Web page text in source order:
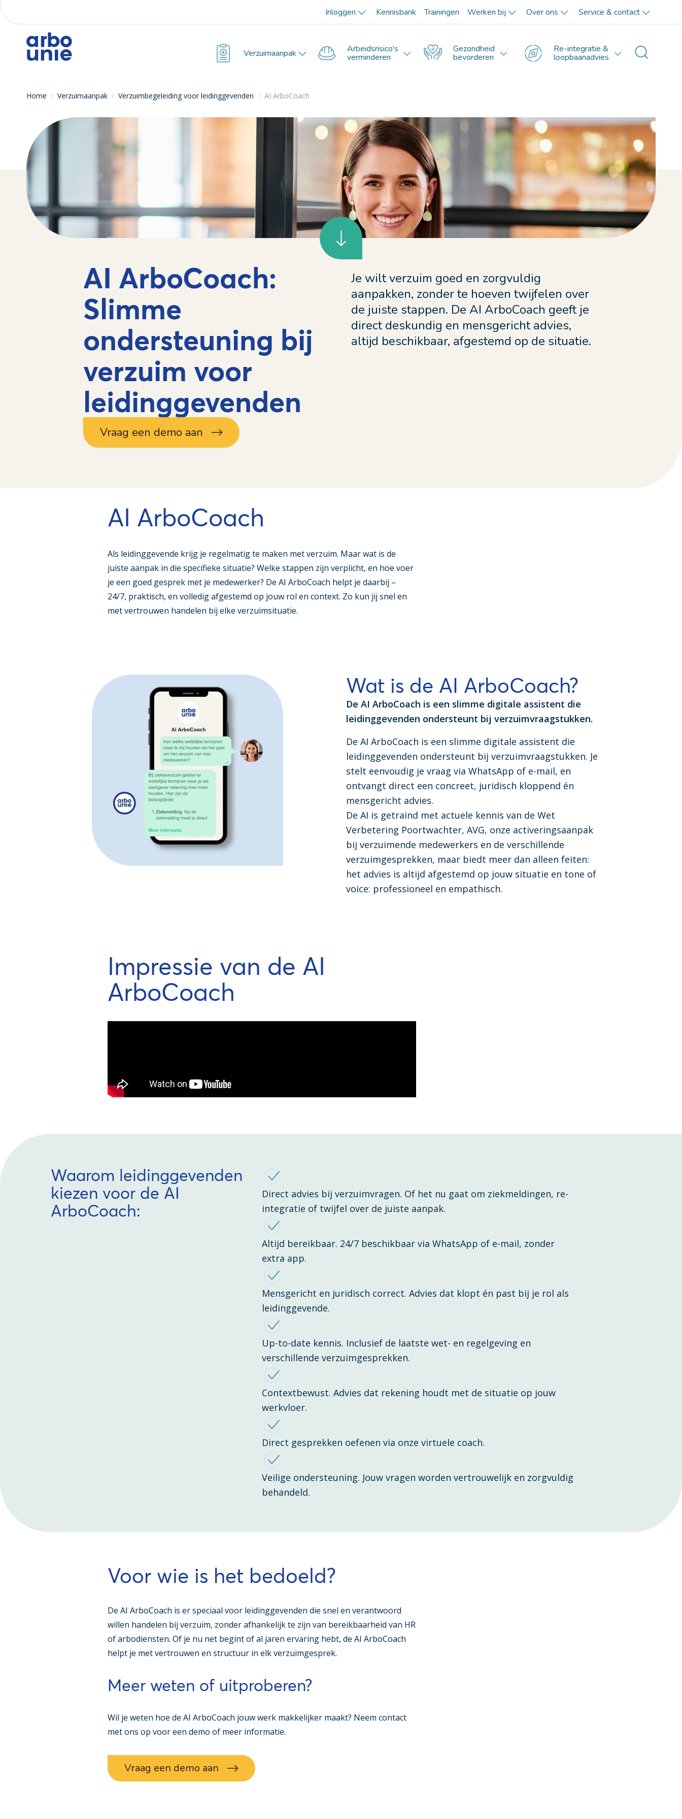
Inloggen Kennisbank Trainingen Werken bij Over ons Service & contact
Verzuimaanpak Arbeidsrisico's
verminderen
Gezondheid
bevorderen
Re-integratie &
loopbaanadvies
Home / Verzuimaanpak / Verzuimbegeleiding voor leidinggevenden / AI ArboCoach
AI ArboCoach:
Slimme
ondersteuning bij
verzuim voor
leidinggevenden
Vraag een demo aan
Je wilt verzuim goed en zorgvuldig
aanpakken, zonder te hoeven twijfelen over
de juiste stappen. De AI ArboCoach geeft je
direct deskundig en mensgericht advies,
altijd beschikbaar, afgestemd op de situatie.
AI ArboCoach
Als leidinggevende krijg je regelmatig te maken met verzuim. Maar wat is de
juiste aanpak in die specifieke situatie? Welke stappen zijn verplicht, en hoe voer
je een goed gesprek met je medewerker? De AI ArboCoach helpt je daarbij –
24/7, praktisch, en volledig afgestemd op jouw rol en context. Zo kun jij snel en
met vertrouwen handelen bij elke verzuimsituatie.
Wat is de AI ArboCoach?
De AI ArboCoach is een slimme digitale assistent die
leidinggevenden ondersteunt bij verzuimvraagstukken.
De AI ArboCoach is een slimme digitale assistent die
leidinggevenden ondersteunt bij verzuimvraagstukken. Je
stelt eenvoudig je vraag via WhatsApp of e-mail, en
ontvangt direct een concreet, juridisch kloppend én
mensgericht advies.
De AI is getraind met actuele kennis van de Wet
Verbetering Poortwachter, AVG, onze activeringsaanpak
bij verzuimende medewerkers en de verschillende
verzuimgesprekken, maar biedt meer dan alleen feiten:
het advies is altijd afgestemd op jouw situatie en tone of
voice: professioneel en empathisch.
Impressie van de AI
ArboCoach
Waarom leidinggevenden
kiezen voor de AI
ArboCoach:
Direct advies bij verzuimvragen. Of het nu gaat om ziekmeldingen, re-
integratie of twijfel over de juiste aanpak.
Altijd bereikbaar. 24/7 beschikbaar via WhatsApp of e-mail, zonder
extra app.
Mensgericht en juridisch correct. Advies dat klopt én past bij je rol als
leidinggevende.
Up-to-date kennis. Inclusief de laatste wet- en regelgeving en
verschillende verzuimgesprekken.
Contextbewust. Advies dat rekening houdt met de situatie op jouw
werkvloer.
Direct gesprekken oefenen via onze virtuele coach.
Veilige ondersteuning. Jouw vragen worden vertrouwelijk en zorgvuldig
behandeld.
Voor wie is het bedoeld?
De AI ArboCoach is er speciaal voor leidinggevenden die snel en verantwoord
willen handelen bij verzuim, zonder afhankelijk te zijn van bereikbaarheid van HR
of arbodiensten. Of je nu net begint of al jaren ervaring hebt, de AI ArboCoach
helpt je met vertrouwen en structuur in elk verzuimgesprek.
Meer weten of uitproberen?
Wil je weten hoe de AI ArboCoach jouw werk makkelijker maakt? Neem contact
met ons op voor een demo of meer informatie.
Vraag een demo aan